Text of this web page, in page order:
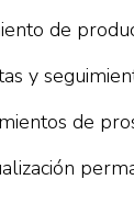
de
y
de